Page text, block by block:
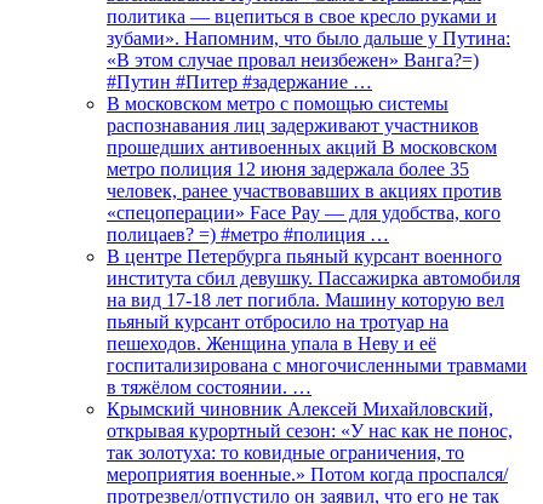
политика — вцепиться в свое кресло руками и
зубами». Напомним, что было дальше у Путина:
«В этом случае провал неизбежен» Ванга?=)
#Путин #Питер #задержание …
В московском метро с помощью системы
распознавания лиц задерживают участников
прошедших антивоенных акций В московском
метро полиция 12 июня задержала более 35
человек, ранее участвовавших в акциях против
«спецоперации» Face Pay — для удобства, кого
полицаев? =) #метро #полиция …
В центре Петербурга пьяный курсант военного
института сбил девушку. Пассажирка автомобиля
на вид 17-18 лет погибла. Машину которую вел
пьяный курсант отбросило на тротуар на
пешеходов. Женщина упала в Неву и её
госпитализирована с многочисленными травмами
в тяжёлом состоянии. …
Крымский чиновник Алексей Михайловский,
открывая курортный сезон: «У нас как не понос,
так золотуха: то ковидные ограничения, то
мероприятия военные.» Потом когда проспался/
протрезвел/отпустило он заявил, что его не так